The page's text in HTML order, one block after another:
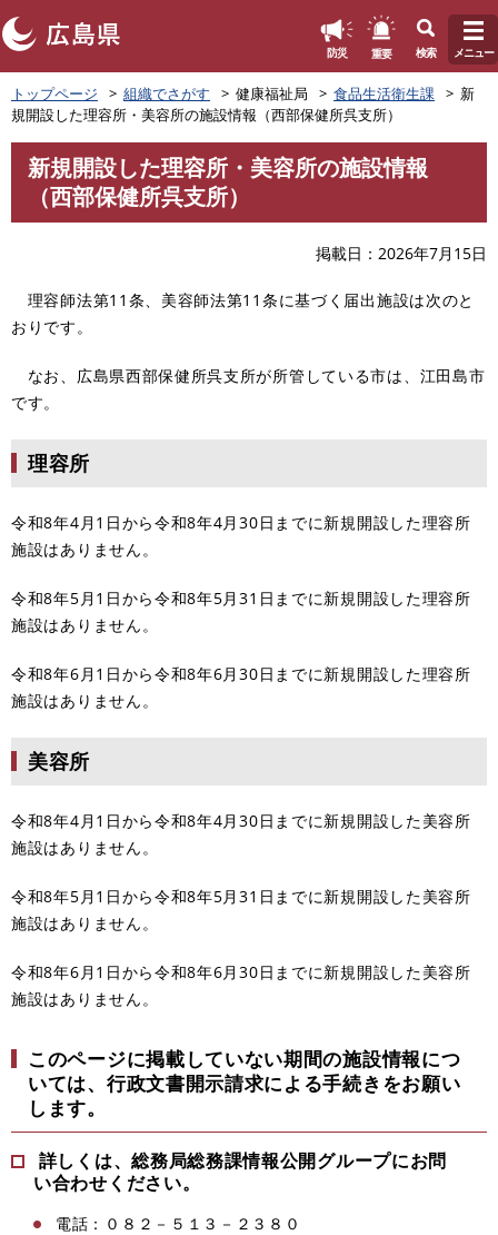
ペ
ー
ジ
の
で
防災 重要 検索 メニュー
トップページ 組織でさがす 健康福祉局 食品生活衛生課
新
規開設した理容所・美容所の施設情報（西部保健所呉支所）
新規開設した理容所・美容所の施設情報
（西部保健所呉支所）
掲載日 2026年7月15日
理容師法第11条、美容師法第11条に基づく届出施設は次のと
おりです。
なお、広島県西部保健所呉支所が所管している市は、江田島市
です。
理容所
令和8年4月1日から令和8年4月30日までに新規開設した理容所
施設はありません。
令和8年5月1日から令和8年5月31日までに新規開設した理容所
施設はありません。
令和8年6月1日から令和8年6月30日までに新規開設した理容所
施設はありません。
美容所
令和8年4月1日から令和8年4月30日までに新規開設した美容所
施設はありません。
令和8年5月1日から令和8年5月31日までに新規開設した美容所
施設はありません。
令和8年6月1日から令和8年6月30日までに新規開設した美容所
施設はありません。
このページに掲載していない期間の施設情報につ
いては、行政文書開示請求による手続きをお願い
します。
詳しくは、総務局総務課情報公開グループにお問
い合わせください。
電話：０８２－５１３－２３８０